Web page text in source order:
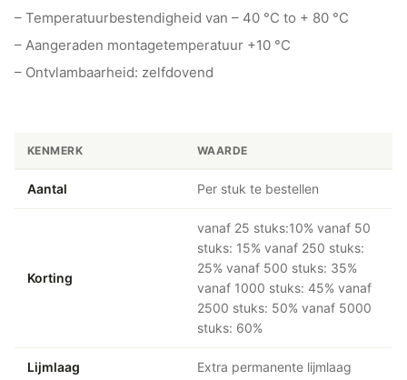
– Temperatuurbestendigheid van – 40 °C to + 80 °C
– Aangeraden montagetemperatuur +10 °C
– Ontvlambaarheid: zelfdovend
KENMERK WAARDE
Aantal Per stuk te bestellen
Korting
vanaf 25 stuks:10% vanaf 50
stuks: 15% vanaf 250 stuks:
25% vanaf 500 stuks: 35%
vanaf 1000 stuks: 45% vanaf
2500 stuks: 50% vanaf 5000
stuks: 60%
Lijmlaag Extra permanente lijmlaag